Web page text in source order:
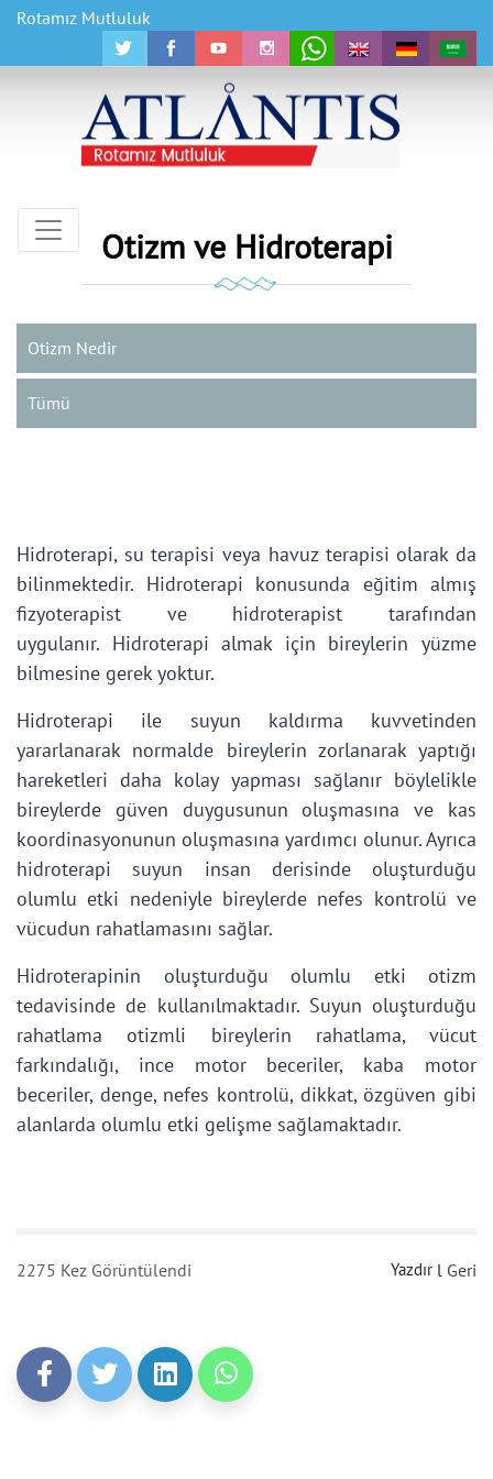
Rotamız Mutluluk
Otizm ve Hidroterapi
Otizm Nedir
Tümü
Hidroterapi, su terapisi veya havuz terapisi olarak da
bilinmektedir. Hidroterapi konusunda eğitim almış
fizyoterapist ve hidroterapist tarafından
uygulanır. Hidroterapi almak için bireylerin yüzme
bilmesine gerek yoktur.
Hidroterapi ile suyun kaldırma kuvvetinden
yararlanarak normalde bireylerin zorlanarak yaptığı
hareketleri daha kolay yapması sağlanır böylelikle
bireylerde güven duygusunun oluşmasına ve kas
koordinasyonunun oluşmasına yardımcı olunur. Ayrıca
hidroterapi suyun insan derisinde oluşturduğu
olumlu etki nedeniyle bireylerde nefes kontrolü ve
vücudun rahatlamasını sağlar.
Hidroterapinin oluşturduğu olumlu etki otizm
tedavisinde de kullanılmaktadır. Suyun oluşturduğu
rahatlama otizmli bireylerin rahatlama, vücut
farkındalığı, ince motor beceriler, kaba motor
beceriler, denge, nefes kontrolü, dikkat, özgüven gibi
alanlarda olumlu etki gelişme sağlamaktadır.
2275 Kez Görüntülendi Yazdır l Geri